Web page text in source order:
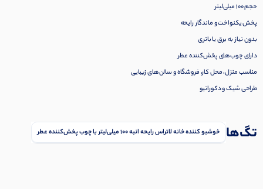
حجم 100 میلی‌لیتر
پخش یکنواخت و ماندگار رایحه
بدون نیاز به برق یا باتری
دارای چوب‌های پخش‌کننده عطر
مناسب منزل، محل کار، فروشگاه و سالن‌های زیبایی
طراحی شیک و دکوراتیو
تگ‌ها خوشبو کننده خانه لاتراس رایحه انبه 100 میلی‌لیتر با چوب پخش‌کننده عطر